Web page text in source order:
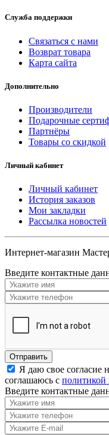
Служба поддержки
Связаться с нами
Возврат товара
Карта сайта
Дополнительно
Производители
Подарочные
Партнёры
Товары со скидкой
Личный кабинет
Личный кабинет
История заказов
Мои закладки
Рассылка новостей
Интернет-магазин
Введите контактные
Я даю свое согласие
соглашаюсь с политикой
Введите контактные